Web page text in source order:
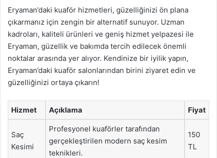
Eryaman’daki kuaför hizmetleri, güzelliğinizi ön plana
çıkarmanız için zengin bir alternatif sunuyor. Uzman
kadroları, kaliteli ürünleri ve geniş hizmet yelpazesi ile
Eryaman, güzellik ve bakımda tercih edilecek önemli
noktalar arasında yer alıyor. Kendinize bir iyilik yapın,
Eryaman’daki kuaför salonlarından birini ziyaret edin ve
güzelliğinizi ortaya çıkarın!
Hizmet Açıklama Fiyat
Saç
Kesimi
Profesyonel kuaförler tarafından
gerçekleştirilen modern saç kesim
teknikleri.
150
TL